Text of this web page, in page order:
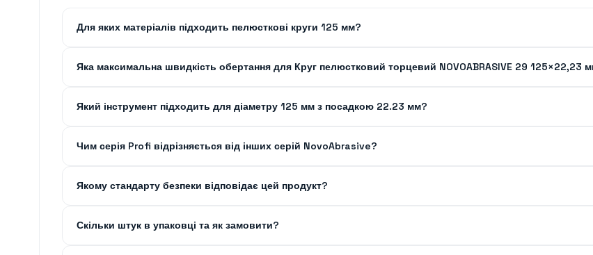
Для яких матеріалів підходить пелюсткові круги 125 мм?
Яка максимальна швидкість обертання для Круг пелюстковий торцевий NOVOABRASIVE 29 125×22,23
Який інструмент підходить для діаметру 125 мм з посадкою 22.23 мм?
Чим серія Profi відрізняється від інших серій NovoAbrasive?
Якому стандарту безпеки відповідає цей продукт?
Скільки штук в упаковці та як замовити?